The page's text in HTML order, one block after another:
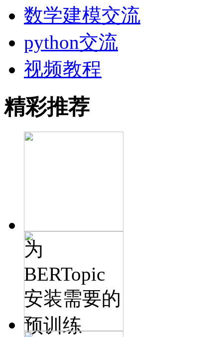
数学建模交流
python交流
视频教程
精彩推荐
为
BERTopic
安装需要的
预训练